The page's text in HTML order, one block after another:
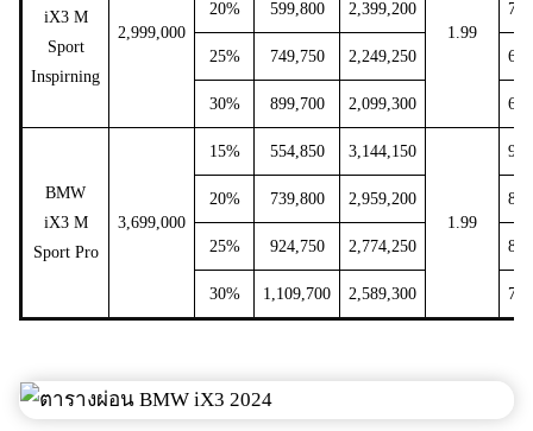
iX3 M
Sport
Inspirning
2,999,000 1.99
20% 599,800 2,399,200
25% 749,750 2,249,250
30% 899,700 2,099,300
BMW
iX3 M
Sport Pro
3,699,000
15% 554,850 3,144,150
1.99
20% 739,800 2,959,200
25% 924,750 2,774,250
30% 1,109,700 2,589,300